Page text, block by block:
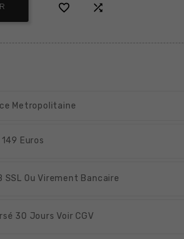
 
Metropolitaine
149 Euros
SSL Ou Virement Bancaire
30 Jours Voir CGV